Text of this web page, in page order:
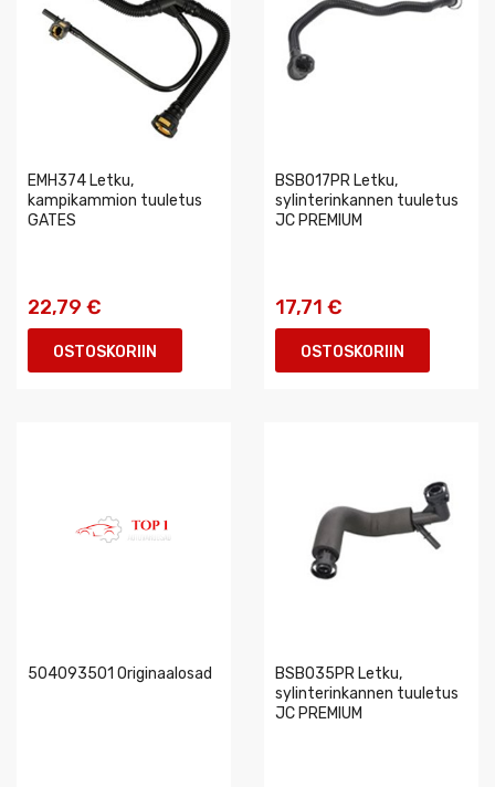
EMH374 Letku,
kampikammion tuuletus
GATES
22,79 €
OSTOSKORIIN
BSB017PR Letku,
sylinterinkannen tuuletus
JC PREMIUM
17,71 €
OSTOSKORIIN
504093501 Originaalosad
BSB035PR Letku,
sylinterinkannen tuuletus
JC PREMIUM